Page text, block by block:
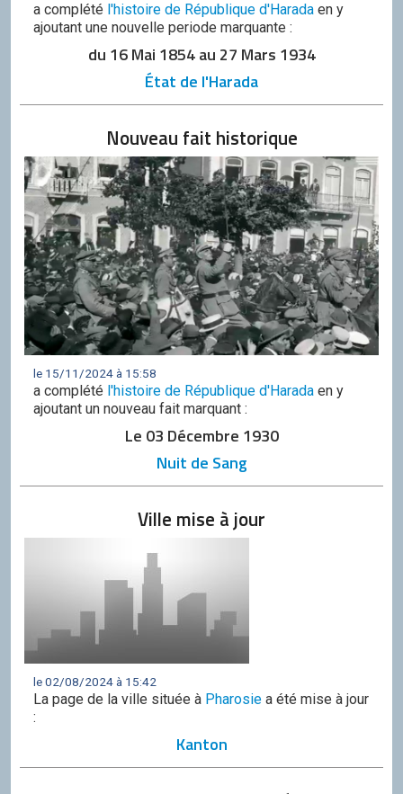
a complété l'histoire de République d'Harada en y
ajoutant une nouvelle periode marquante :
du 16 Mai 1854 au 27 Mars 1934
État de l'Harada
Nouveau fait historique
le 15/11/2024 à 15:58
a complété l'histoire de République d'Harada en y
ajoutant un nouveau fait marquant :
Le 03 Décembre 1930
Nuit de Sang
Ville mise à jour
le 02/08/2024 à 15:42
La page de la ville située à Pharosie a été mise à jour
:
Kanton